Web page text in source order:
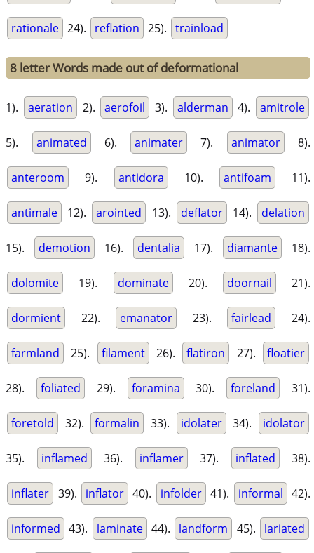
rationale 24). reflation 25). trainload
8 letter Words made out of deformational
1). aeration 2). aerofoil 3). alderman 4). amitrole
5). animated 6). animater 7). animator 8).
anteroom 9). antidora 10). antifoam 11).
antimale 12). arointed 13). deflator 14). delation
15). demotion 16). dentalia 17). diamante 18).
dolomite 19). dominate 20). doornail 21).
dormient 22). emanator 23). fairlead 24).
farmland 25). filament 26). flatiron 27). floatier
28). foliated 29). foramina 30). foreland 31).
foretold 32). formalin 33). idolater 34). idolator
35). inflamed 36). inflamer 37). inflated 38).
inflater 39). inflator 40). infolder 41). informal 42).
informed 43). laminate 44). landform 45). lariated